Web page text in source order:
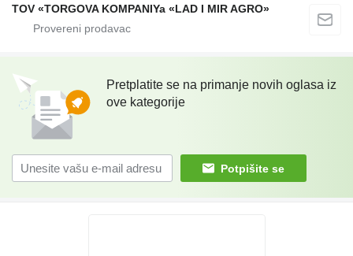
TOV «TORGOVA KOMPANIYa «LAD I MIR AGRO»
Pretplatite se na primanje novih oglasa iz
ove kategorije
Potpišite se